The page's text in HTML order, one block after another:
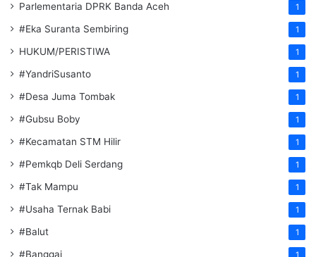
Parlementaria DPRK Banda Aceh 1
#Eka Suranta Sembiring 1
HUKUM/PERISTIWA 1
#YandriSusanto 1
#Desa Juma Tombak 1
#Gubsu Boby 1
#Kecamatan STM Hilir 1
#Pemkqb Deli Serdang 1
#Tak Mampu 1
#Usaha Ternak Babi 1
#Balut 1
#Banggai 1